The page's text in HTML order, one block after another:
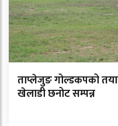
ताप्लेजुङ गोल्डकपको
खेलाडी छनोट सम्पन्न